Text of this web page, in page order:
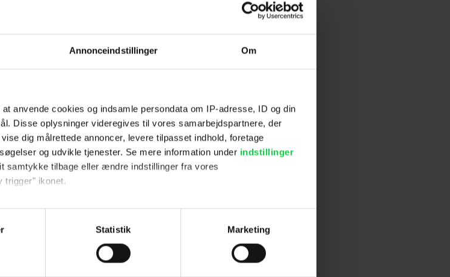
Annonceindstillinger Om
anvende cookies og indsamle persondata om IP-adresse, ID og din
Disse oplysninger videregives til vores samarbejdspartnere, der
dig målrettede annoncer, levere tilpasset indhold, foretage
og udvikle tjenester. Se mere information under indstillinger
samtykke tilbage eller ændre indstillinger fra vores
trigger" ikonet.
der kan være nøjagtig inden for få meter
Statistik Marketing
sympatiske instruktør, da vi mødte
samtalen kom han bl.a. ind på, hvorfor
interviewet øverst.
til. Klik her for at ændre dine indstillinger.